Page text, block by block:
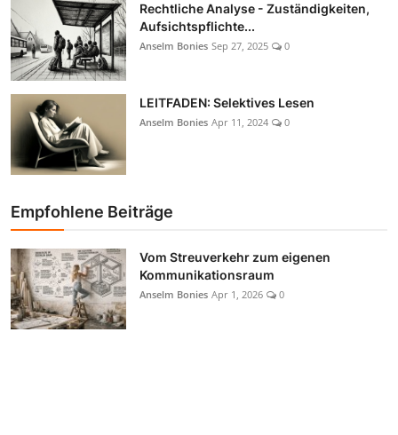
Rechtliche Analyse - Zuständigkeiten,
Aufsichtspflichte...
Anselm Bonies Sep 27, 2025 0
LEITFADEN: Selektives Lesen
Anselm Bonies Apr 11, 2024 0
Empfohlene Beiträge
Vom Streuverkehr zum eigenen
Kommunikationsraum
Anselm Bonies Apr 1, 2026 0